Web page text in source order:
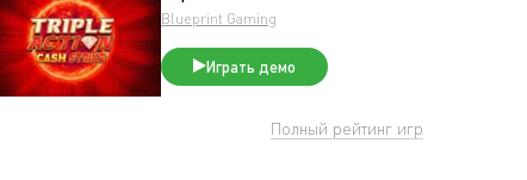
Blueprint Gaming
Играть демо
Полный рейтинг игр